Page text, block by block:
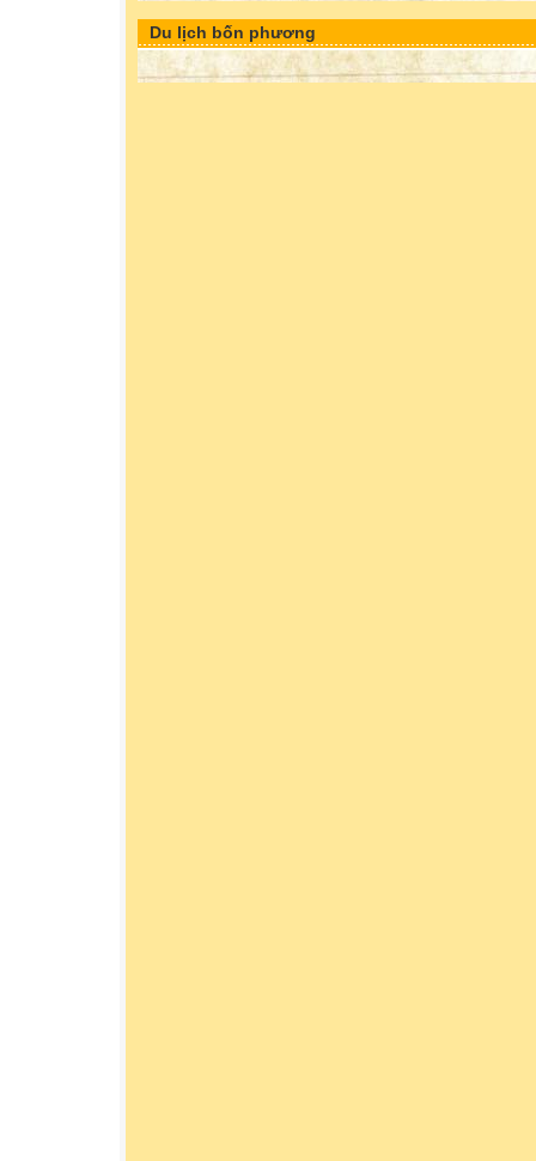
Du lịch bốn phương